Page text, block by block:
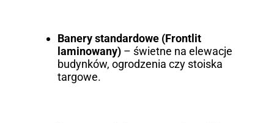
Banery standardowe (Frontlit
laminowany)– świetne na elewacje
budynków, ogrodzenia czy stoiska
targowe.